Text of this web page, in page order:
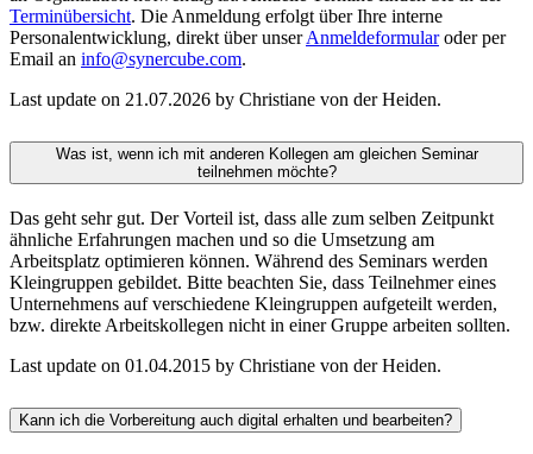
Terminübersicht. Die Anmeldung erfolgt über Ihre interne
Personalentwicklung, direkt über unserAnmeldeformularoder per
Email an info@synercube.com.
Last update on 21.07.2026 by Christiane von der Heiden.
Was ist, wenn ich mit anderen Kollegen am gleichen Seminar
teilnehmen möchte?
Das geht sehr gut. Der Vorteil ist, dass alle zum selben Zeitpunkt
ähnliche Erfahrungen machen und so die Umsetzung am
Arbeitsplatz optimieren können. Während des Seminars werden
Kleingruppen gebildet. Bitte beachten Sie, dass Teilnehmer eines
Unternehmens auf verschiedene Kleingruppen aufgeteilt werden,
bzw. direkte Arbeitskollegen nicht in einer Gruppe arbeiten sollten.
Last update on 01.04.2015 by Christiane von der Heiden.
Kann ich die Vorbereitung auch digital erhalten und bearbeiten?